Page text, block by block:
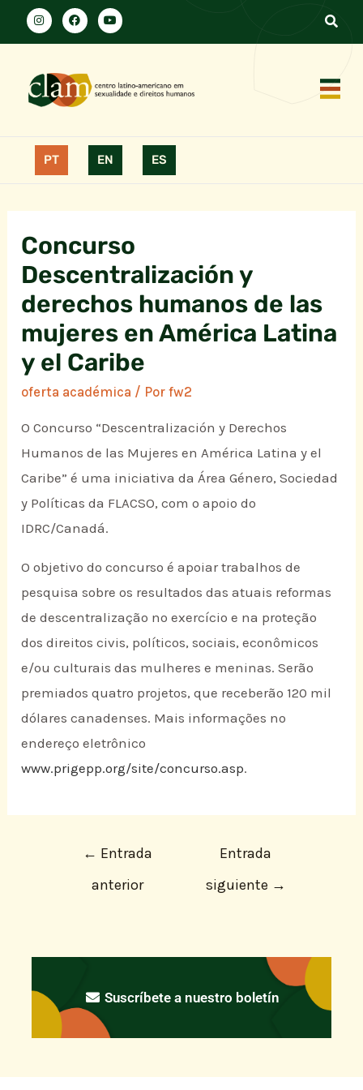
PT EN ES
Concurso
Descentralización y
derechos humanos de las
mujeres en América Latina
y el Caribe
oferta académica / Porfw2
O Concurso “Descentralización y Derechos
Humanos de las Mujeres en América Latina y el
Caribe” é uma iniciativa da Área Género, Sociedad
y Políticas da FLACSO, com o apoio do
IDRC/Canadá.
O objetivo do concurso é apoiar trabalhos de
pesquisa sobre os resultados das atuais reformas
de descentralização no exercício e na proteção
dos direitos civis, políticos, sociais, econômicos
e/ou culturais das mulheres e meninas. Serão
premiados quatro projetos, que receberão 120 mil
dólares canadenses. Mais informações no
endereço eletrônico
www.prigepp.org/site/concurso.asp.
← Entrada
anterior
Entrada
siguiente →
Suscríbete a nuestro boletín